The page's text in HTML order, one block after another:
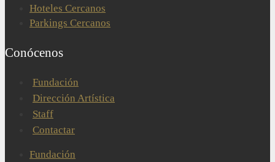
Hoteles Cercanos
Parkings Cercanos
Conócenos
Fundación
Dirección Artística
Staff
Contactar
Fundación